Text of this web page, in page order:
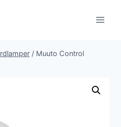
/ Muuto Control